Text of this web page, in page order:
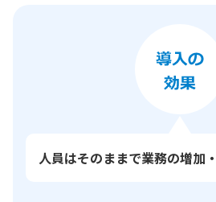
人員はそのままで業務の増加